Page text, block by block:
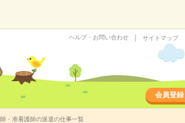
ヘルプ・お問い合わせ サイトマップ
会員登録
・准看護師の派遣の仕事一覧